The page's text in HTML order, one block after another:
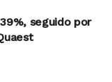
seguido por